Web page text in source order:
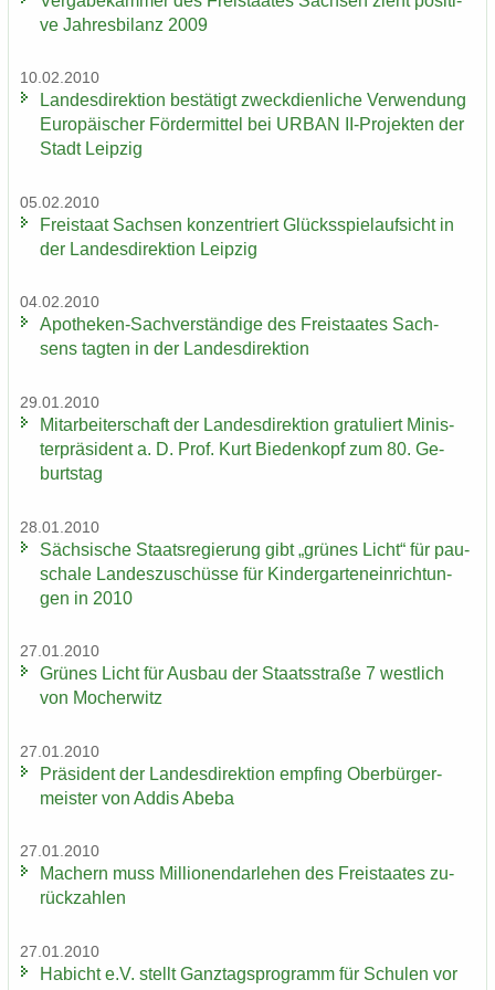
ve Jah­res­bi­lanz 2009
10.02.2010
Lan­des­di­rek­ti­on be­stä­tigt zweck­dien­li­che Ver­wen­dung
Eu­ro­päi­scher För­der­mit­tel bei URBAN II-​Projekten der
Stadt Leip­zig
05.02.2010
Frei­staat Sach­sen kon­zen­triert Glücks­spiel­auf­sicht in
der Lan­des­di­rek­ti­on Leip­zig
04.02.2010
Apotheken-​Sachverständige des Frei­staa­tes Sach­
sens tag­ten in der Lan­des­di­rek­ti­on
29.01.2010
Mit­ar­bei­ter­schaft der Lan­des­di­rek­ti­on gra­tu­liert Mi­nis­
ter­prä­si­dent a. D. Prof. Kurt Bie­den­kopf zum 80. Ge­
burts­tag
28.01.2010
Säch­si­sche Staats­re­gie­rung gibt „grü­nes Licht“ für pau­
scha­le Lan­des­zu­schüs­se für Kin­der­gar­ten­ein­rich­tun­
gen in 2010
27.01.2010
Grü­nes Licht für Aus­bau der Staats­stra­ße 7 west­lich
von Mo­cher­witz
27.01.2010
Prä­si­dent der Lan­des­di­rek­ti­on emp­fing Ober­bür­ger­
meis­ter von Addis Abeba
27.01.2010
Ma­chern muss Mil­lio­nen­dar­le­hen des Frei­staa­tes zu­
rück­zah­len
27.01.2010
Ha­bicht e.V. stellt Ganz­tags­pro­gramm für Schu­len vor